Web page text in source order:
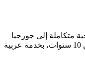
متكاملة إلى جورجيا
والقوقاز وأجمل وجهات العالم منذ أكثر من 10 سنوات، بخدمة عربية